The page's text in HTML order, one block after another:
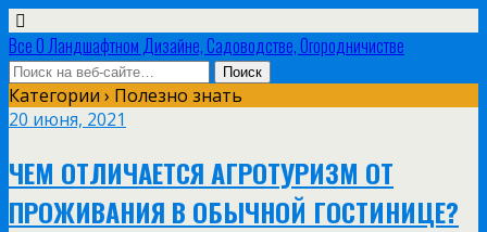
Все О Ландшафтном Дизайне, Садоводстве, Огородничистве
Категории › Полезно знать
20 июня, 2021
ЧЕМ ОТЛИЧАЕТСЯ АГРОТУРИЗМ ОТ
ПРОЖИВАНИЯ В ОБЫЧНОЙ ГОСТИНИЦЕ?